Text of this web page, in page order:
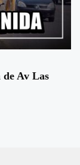
de Av Las